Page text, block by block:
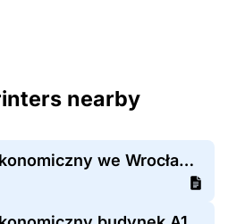
nearby
Uniwersytet Ekonomiczny we Wrocławiu budynek E